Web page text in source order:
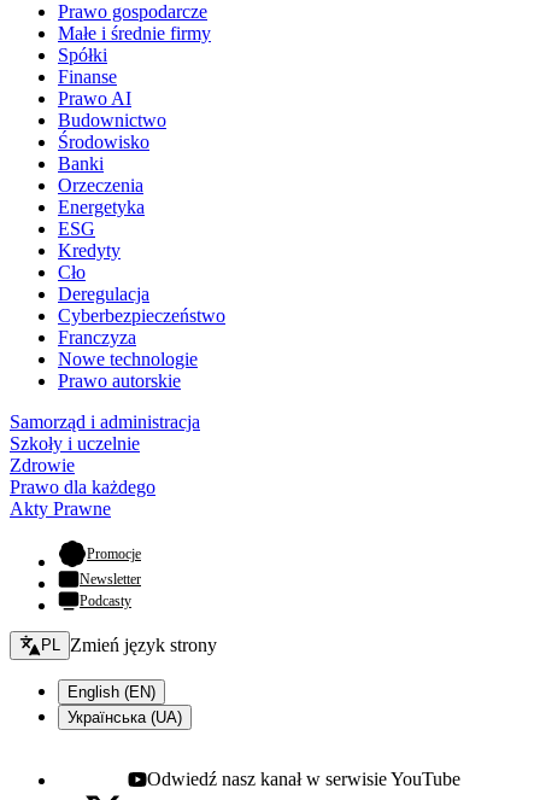
Prawo gospodarcze
Małe i średnie firmy
Spółki
Finanse
Prawo AI
Budownictwo
Środowisko
Banki
Orzeczenia
Energetyka
ESG
Kredyty
Cło
Deregulacja
Cyberbezpieczeństwo
Franczyza
Nowe technologie
Prawo autorskie
Samorząd i administracja
Szkoły i uczelnie
Zdrowie
Prawo dla każdego
Akty Prawne
Promocje- otwiera się w nowej karcie
Newsletter
Podcasty
Zmień język - bieżący:
PL Zmień język strony
English (EN)
Українська (UA)
Youtube - otwiera się w nowej karcie
Odwiedź nasz kanał w serwisie YouTube